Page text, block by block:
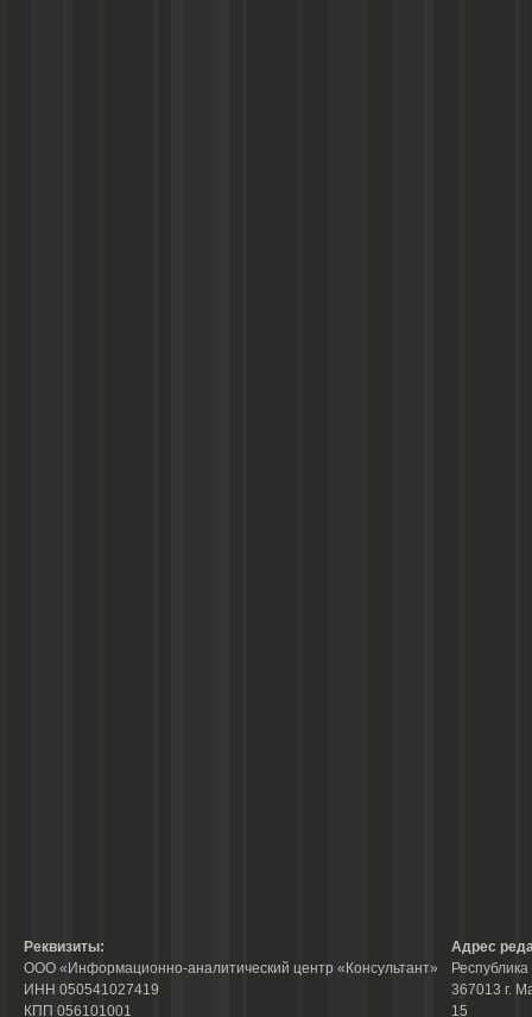
Реквизиты:
ООО «Информационно-аналитический центр «Консультант»
ИНН 050541027419
КПП 056101001
Адрес
367013 г.
15